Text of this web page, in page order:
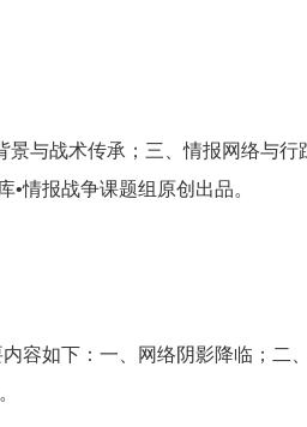
与战术传承；三、情报网络与
情报战争课题组原创出品。
容如下：一、网络阴影降临；